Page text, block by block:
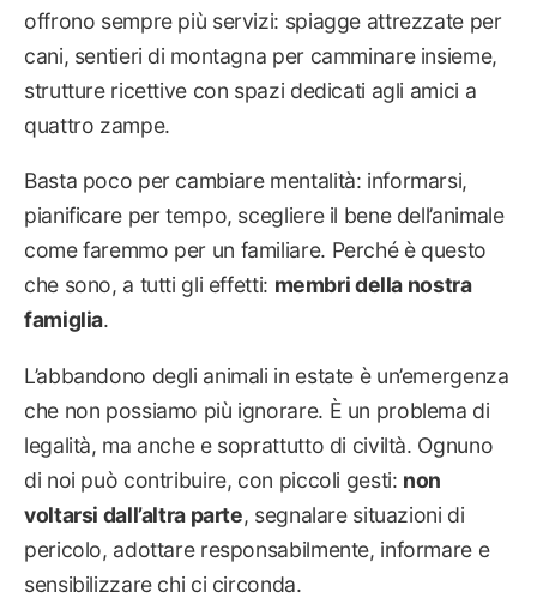
offrono sempre più servizi: spiagge attrezzate per
cani, sentieri di montagna per camminare insieme,
strutture ricettive con spazi dedicati agli amici a
quattro zampe.
Basta poco per cambiare mentalità: informarsi,
pianificare per tempo, scegliere il bene dell’animale
come faremmo per un familiare. Perché è questo
che sono, a tutti gli effetti: membri della nostra
famiglia.
L’abbandono degli animali in estate è un’emergenza
che non possiamo più ignorare. È un problema di
legalità, ma anche e soprattutto di civiltà. Ognuno
di noi può contribuire, con piccoli gesti: non
voltarsi dall’altra parte, segnalare situazioni di
pericolo, adottare responsabilmente, informare e
sensibilizzare chi ci circonda.